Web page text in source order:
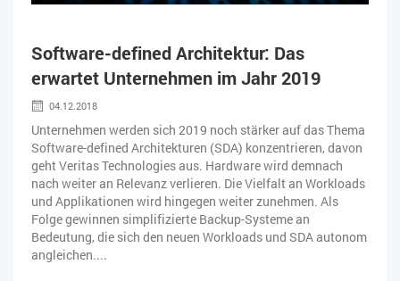
Software-defined Architektur: Das
erwartet Unternehmen im Jahr 2019
04.12.2018
Unternehmen werden sich 2019 noch stärker auf das Thema
Software-defined Architekturen (SDA) konzentrieren, davon
geht Veritas Technologies aus. Hardware wird demnach
nach weiter an Relevanz verlieren. Die Vielfalt an Workloads
und Applikationen wird hingegen weiter zunehmen. Als
Folge gewinnen simplifizierte Backup-Systeme an
Bedeutung, die sich den neuen Workloads und SDA autonom
angleichen....